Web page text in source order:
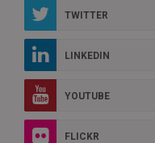
TWITTER
LINKEDIN
YOUTUBE
FLICKR